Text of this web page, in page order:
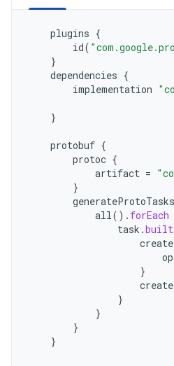
plugins {
id(
}
dependencies {
implementation
}
protobuf {
protoc {
artifact =
}
generateProtoTasks
all(). forEach
task .
create
}
create
}
}
}
}